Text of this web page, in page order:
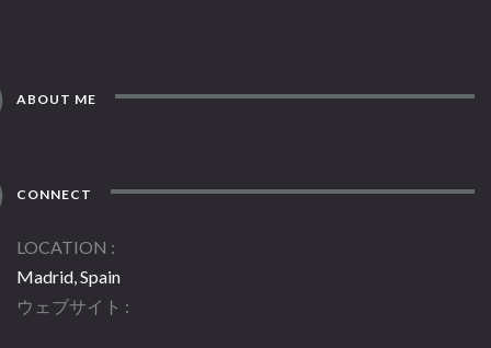
ABOUT ME
CONNECT
LOCATION
Madrid, Spain
ウェブサイト